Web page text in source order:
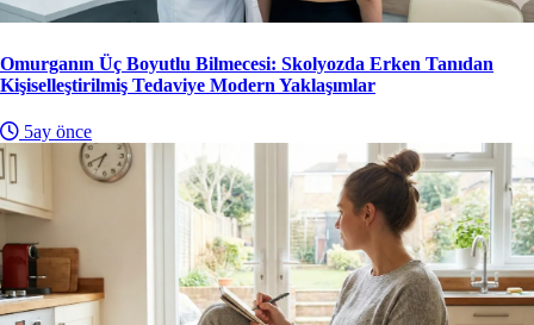
Omurganın Üç Boyutlu Bilmecesi: Skolyozda Erken Tanıdan
Kişiselleştirilmiş Tedaviye Modern Yaklaşımlar
5ay önce